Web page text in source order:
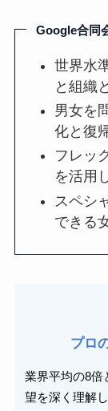
Google合同
世界水
と組織
男女を
化と復
フレッ
を活用
スペシ
できる
プロ
業界平均の8倍
望を深く理解